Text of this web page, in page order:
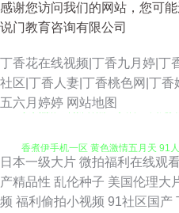
感谢您访问我们的网站，您可
说门教育咨询有限公司
丁香花在线视频|丁香九月婷|丁
社区|丁香人妻|丁香桃色网|丁
五六月婷婷 网站地图
东京热麻豆传媒香蕉 91人兽 亚州免
在线 国产一二区二 日韩国产日产美
日本一级大片 微拍福利在线观
产精品性 乱伦种子 美国伦理大
频 福利偷拍小视频 91社区国产